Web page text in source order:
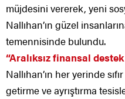
müjdesini vererek, yeni
Nallıhan’ın güzel
temennisinde bulundu.
“Aralıksız finansal
Nallıhan’ın her yerinde
getirme ve ayrıştırma